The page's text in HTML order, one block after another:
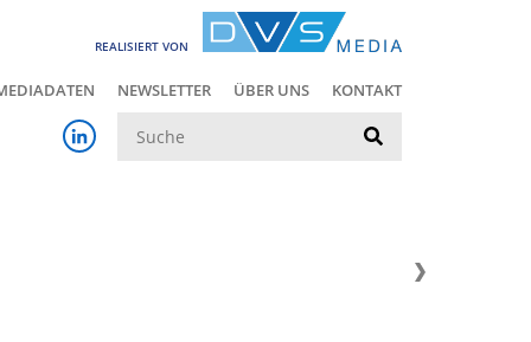
REALISIERT VON
NEWSLETTER ÜBER UNS KONTAKT